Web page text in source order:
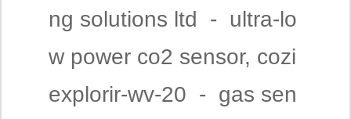
ng solutions ltd - ultra-lo
w power co2 sensor, cozi
explorir-wv-20 - gas sen